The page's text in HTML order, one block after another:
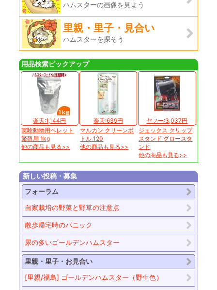
ハムスターの画像を見よう
里親・里子・見合い
ハムスターを探そう
用品検索ピックアップ
楽天:1,144円
実験動物用ペレット
繁殖用 1kg
他の商品も見る>>
楽天:639円
マルカン クリーンボ
トル 120
他の商品も見る>>
ヤフー:3,037円
ジェックス クリップ
スタンド グロースタ
ンド
他の商品も見る>>
新しい投稿・募集
フォーラム
自家栽培の野菜と野草の注意点
散歩帰宅時のパニック
尿の多いゴールデンハムスター
里親・里子・お見合い
[里親/福島] ゴールデンハムスター（野生色）